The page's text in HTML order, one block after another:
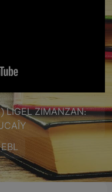
LIGEL ZIMANZAN: